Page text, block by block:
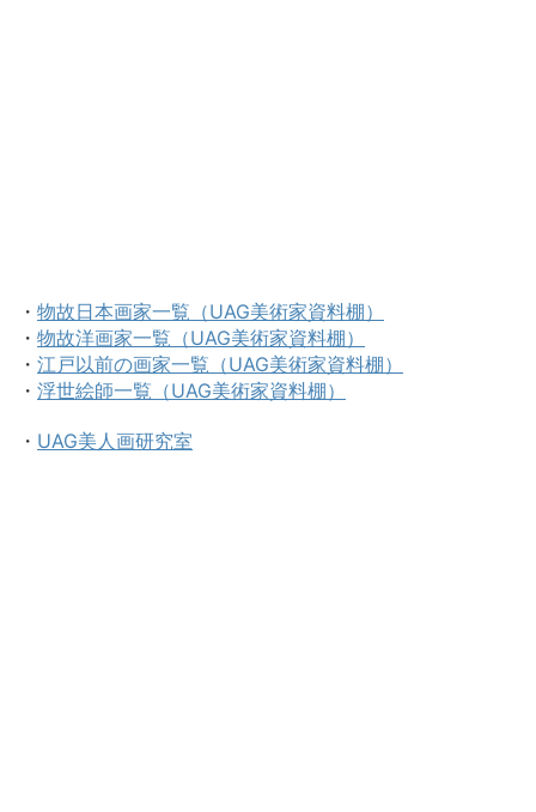
・ 物故日本画家一覧（UAG美術家資料棚）
・ 物故洋画家一覧（UAG美術家資料棚）
・ 江戸以前の画家一覧（UAG美術家資料棚）
・ 浮世絵師一覧（UAG美術家資料棚）
・ UAG美人画研究室